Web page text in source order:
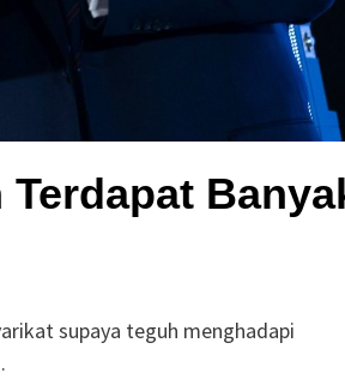
Terdapat
supaya teguh menghadapi